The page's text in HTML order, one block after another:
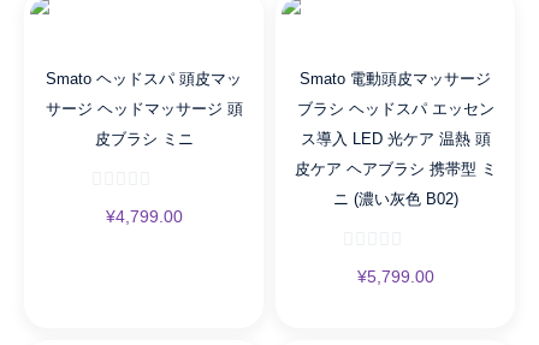
色
光
Smato ヘッドスパ 頭皮マッ
サージ ヘッドマッサージ 頭
皮ブラシ ミニ
¥4,799.00
Smato 電動頭皮マッサージ
ブラシ ヘッドスパ エッセン
ス導入 LED 光ケア 温熱 頭
皮ケア ヘアブラシ 携帯型 ミ
ニ (濃い灰色 B02)
¥5,799.00